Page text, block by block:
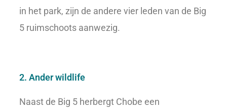
in het park, zijn de andere vier leden van de Big
5 ruimschoots aanwezig.
2. Ander wildlife
Naast de Big 5 herbergt Chobe een